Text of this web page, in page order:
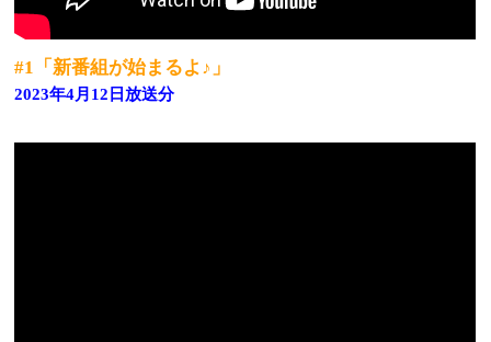
#1「新番組が始まるよ♪」
2023年4月12日放送分